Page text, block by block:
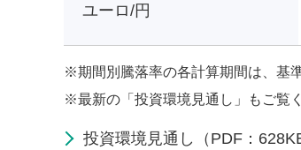
ユーロ/円
※期間別騰落率の各計算期間は、基
※最新の「投資環境見通し」もご覧
投資環境見通し（PDF：